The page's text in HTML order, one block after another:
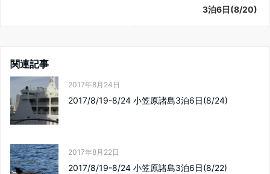
3泊6日(8/20)
関連記事
2017年8月24日
2017/8/19-8/24 小笠原諸島3泊6日(8/24)
2017年8月22日
2017/8/19-8/24 小笠原諸島3泊6日(8/22)